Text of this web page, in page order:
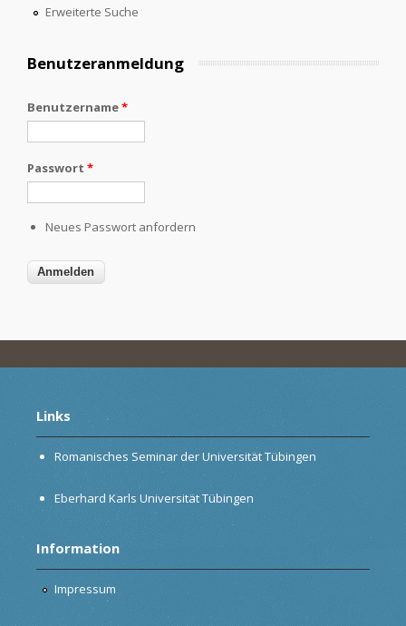
Erweiterte Suche
Benutzeranmeldung
Benutzername*
Passwort *
Neues Passwort anfordern
Links
Romanisches Seminar der Universität Tübingen
Eberhard Karls Universität Tübingen
Information
Impressum